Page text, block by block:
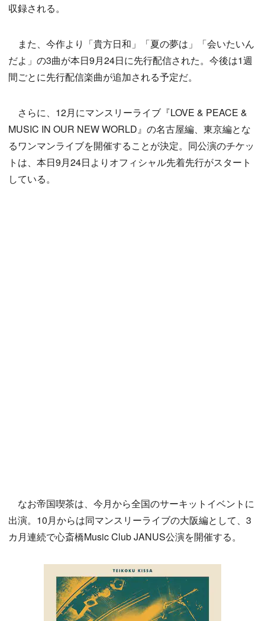
収録される。
また、今作より「貴方日和」「夏の夢は」「会いたいん
だよ」の3曲が本日9月24日に先行配信された。今後は1週
間ごとに先行配信楽曲が追加される予定だ。
さらに、12月にマンスリーライブ『LOVE & PEACE &
MUSIC IN OUR NEW WORLD』の名古屋編、東京編とな
るワンマンライブを開催することが決定。同公演のチケッ
トは、本日9月24日よりオフィシャル先着先行がスタート
している。
なお帝国喫茶は、今月から全国のサーキットイベントに
出演。10月からは同マンスリーライブの大阪編として、3
カ月連続で心斎橋Music Club JANUS公演を開催する。